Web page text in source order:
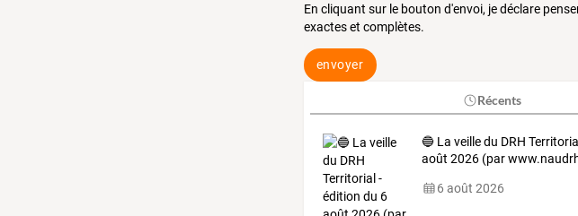
En cliquant sur le bouton d'envoi, je déclare
exactes et complètes.
envoyer
Récents
🔵 La veille du DRH
août 2026 (par
6 août 2026